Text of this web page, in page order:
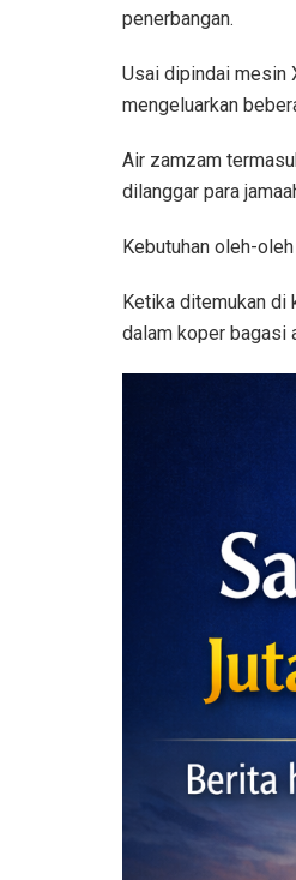
penerbangan.
Usai dipindai mesin
mengeluarkan
Air zamzam
dilanggar para
Kebutuhan oleh-
Ketika ditemukan di
dalam koper bagasi